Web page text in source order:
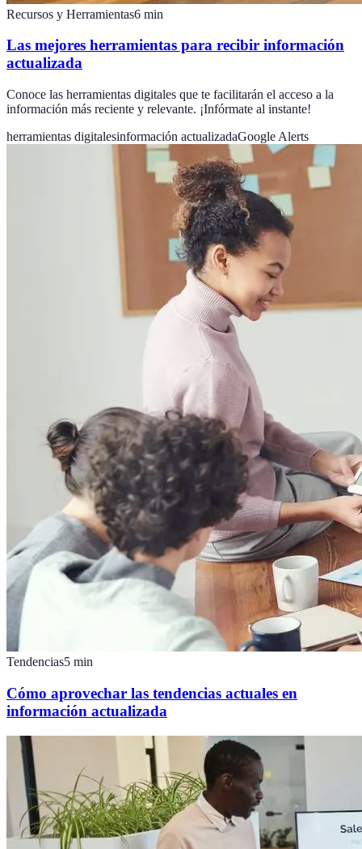
Recursos y Herramientas6 min
Las mejores herramientas para recibir información
actualizada
Conoce las herramientas digitales que te facilitarán el acceso a la
información más reciente y relevante. ¡Infórmate al instante!
herramientas digitalesinformación actualizadaGoogle Alerts
Tendencias5 min
Cómo aprovechar las tendencias actuales en
información actualizada